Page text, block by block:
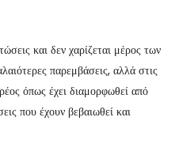
και δεν χαρίζεται μέρος των
παρεμβάσεις, αλλά στις
όπως έχει διαμορφωθεί από
που έχουν βεβαιωθεί και